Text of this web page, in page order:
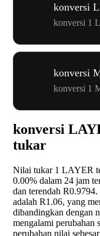
konversi
konversi 1
konversi
konversi 1
konversi
tukar
Nilai tukar 1 LAYER
0.00% dalam 24 jam
dan terendah
adalah R1.06, yang
dibandingkan dengan
mengalami perubahan
perubahan nilai sebesar